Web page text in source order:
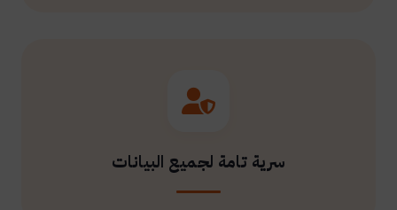
سرية تامة لجميع البيانات